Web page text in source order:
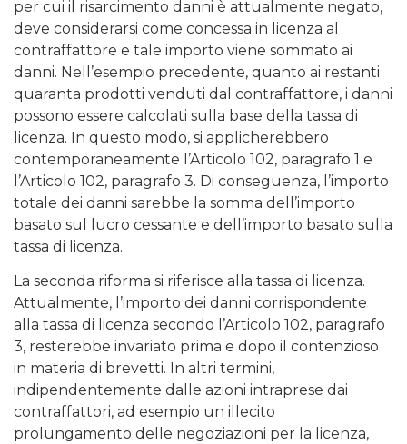
per cui il risarcimento danni è attualmente negato,
deve considerarsi come concessa in licenza al
contraffattore e tale importo viene sommato ai
danni. Nell’esempio precedente, quanto ai restanti
quaranta prodotti venduti dal contraffattore, i danni
possono essere calcolati sulla base della tassa di
licenza. In questo modo, si applicherebbero
contemporaneamente l’Articolo 102, paragrafo 1 e
l’Articolo 102, paragrafo 3. Di conseguenza, l’importo
totale dei danni sarebbe la somma dell’importo
basato sul lucro cessante e dell’importo basato sulla
tassa di licenza.
La seconda riforma si riferisce alla tassa di licenza.
Attualmente, l’importo dei danni corrispondente
alla tassa di licenza secondo l’Articolo 102, paragrafo
3, resterebbe invariato prima e dopo il contenzioso
in materia di brevetti. In altri termini,
indipendentemente dalle azioni intraprese dai
contraffattori, ad esempio un illecito
prolungamento delle negoziazioni per la licenza,